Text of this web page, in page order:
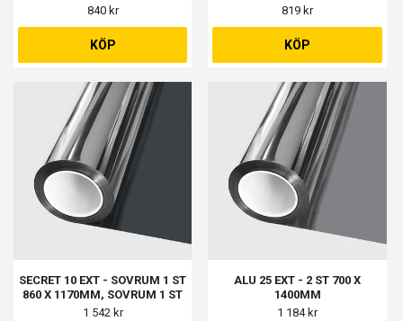
840 kr
KÖP
819 kr
KÖP
SECRET 10 EXT - SOVRUM 1 ST
860 X 1170MM, SOVRUM 1 ST
275 X 1170MM
1 542 kr
ALU 25 EXT - 2 ST 700 X
1400MM
1 184 kr